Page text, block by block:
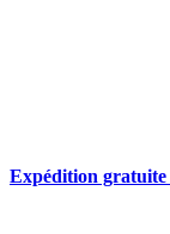
Expédition gratuite